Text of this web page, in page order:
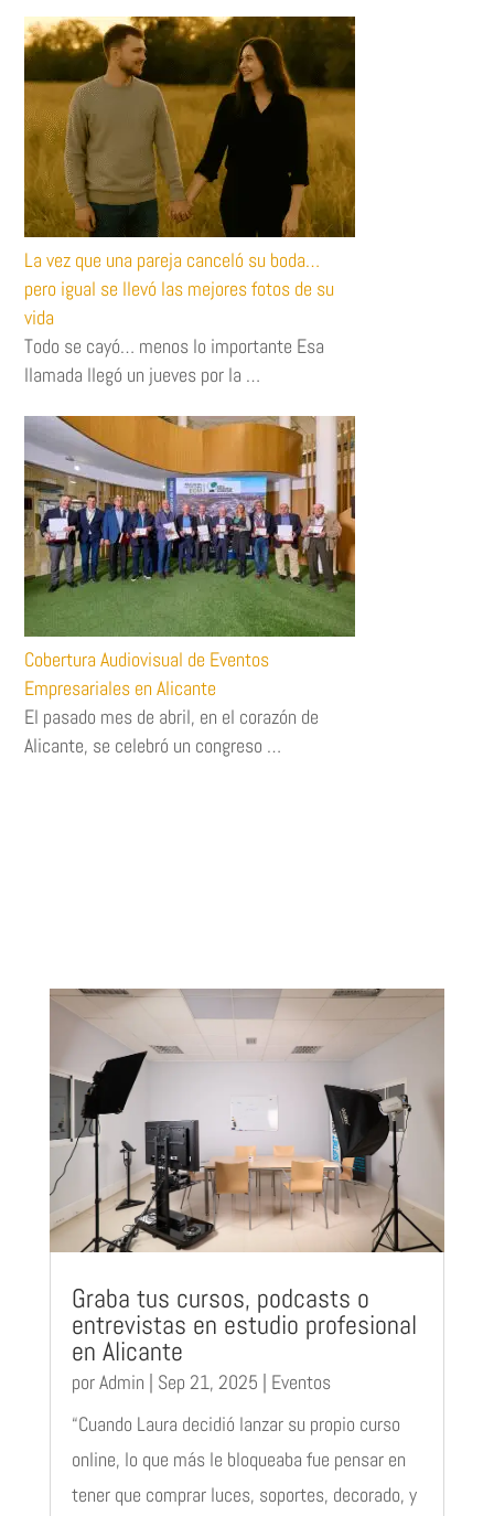
La vez que una pareja canceló su boda…
pero igual se llevó las mejores fotos de su
vida
Todo se cayó… menos lo importante Esa
llamada llegó un jueves por la …
Cobertura Audiovisual de Eventos
Empresariales en Alicante
El pasado mes de abril, en el corazón de
Alicante, se celebró un congreso …
Graba tus cursos, podcasts o
entrevistas en estudio profesional
en Alicante
porAdmin | Sep 21, 2025 | Eventos
“Cuando Laura decidió lanzar su propio curso
online, lo que más le bloqueaba fue pensar en
tener que comprar luces, soportes, decorado, y